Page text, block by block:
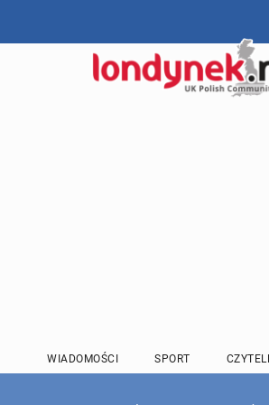
WIADOMOŚCI SPORT